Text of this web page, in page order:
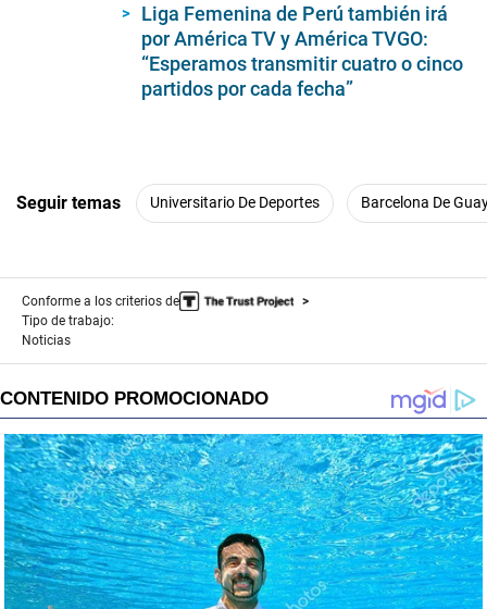
Liga Femenina de Perú también irá
por América TV y América TVGO:
“Esperamos transmitir cuatro o cinco
partidos por cada fecha”
Seguir temas Universitario De Deportes Barcelona De
Conforme a los criterios de
Tipo de trabajo:
Noticias